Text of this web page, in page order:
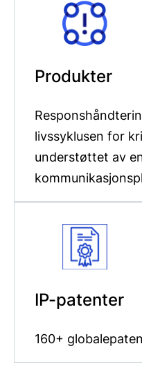
Produkter
livssyklusen for
understøttet av
IP-patenter
160+